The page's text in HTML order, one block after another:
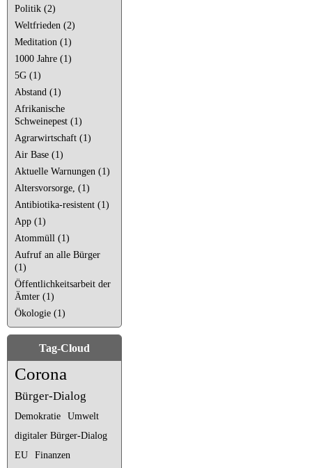
Politik (2)
Weltfrieden (2)
Meditation (1)
1000 Jahre (1)
5G (1)
Abstand (1)
Afrikanische
Schweinepest (1)
Agrarwirtschaft (1)
Air Base (1)
Aktuelle Warnungen (1)
Altersvorsorge, (1)
Antibiotika-resistent (1)
App (1)
Atommüll (1)
Aufruf an alle Bürger
(1)
Öffentlichkeitsarbeit der
Ämter (1)
Ökologie (1)
Tag-Cloud
Corona
Bürger-Dialog
Demokratie
Umwelt
digitaler Bürger-Dialog
EU
Finanzen